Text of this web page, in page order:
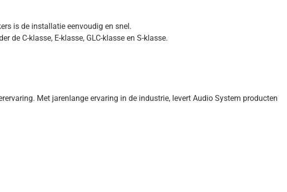
is de installatie eenvoudig en snel.
de C-klasse, E-klasse, GLC-klasse en S-klasse.
Met jarenlange ervaring in de industrie, levert Audio System producten